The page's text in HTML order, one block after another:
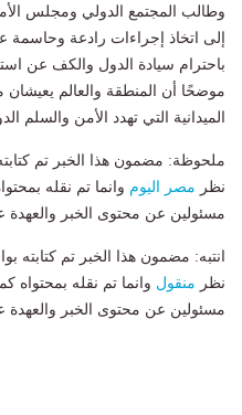
وطالب المجتمع الدولي ومجلس
إلى اتخاذ إجراءات رادعة وحاسمة
باحترام سيادة الدول والكف عن
موضحًا أن المنطقة والعالم
الميدانية التي تهدد الأمن والسلم
ملحوظة: مضمون هذا الخبر تم
نظر مصر اليوم وانما تم نقله
مسئولين عن محتوى الخبر والعهدة
انتبه: مضمون هذا الخبر تم كتابته
نظر منقول وانما تم نقله بمحتواه
مسئولين عن محتوى الخبر والعهدة